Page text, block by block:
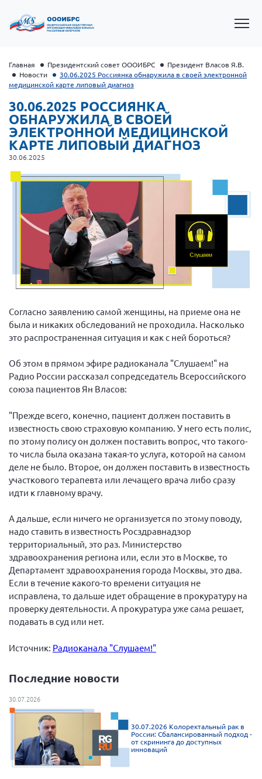
Президент Власов Я.В.
Первый вице-президент Кичигина Н. Ф.
Генеральный директор Матвиевская О.В.
Вице-президент Зрячева Н.В.
Вице-президент Шишлянников Ф.В.
Информационная служба
Отдел международных отношений
Вице-президент Черненко Д.Е.
Вице-президент Валюх М.В.
Вице-президент Чернова А.В.
Вице-президент Цикорин И.В.
Главный бухгалтер Жаворонкова Г.М.
Конференция ОООИБРС 2026
Конференция ОООИБРС 2025
Экспертный совет ОООИБРС 2025
Конференция ОООИБРС 2024
Конференция ОООИБРС 2022
Конференция ОООИБРС 2021
Конференция ВСЭ 2021
Конференция ОООИБРС 2020
Документы съездов
Первый съезд
Четвертый съезд
Пятый съезд
Шестой съезд
ОФ «Фонд содействия больным рассеянным
склерозом»
Новости: Казахстан
Главная Президентский совет ОООИБРС
Президент Власов Я.В.
Новости
30.06.2025 Россиянка обнаружила в своей электронной
медицинской карте липовый диагноз
30.06.2025 РОССИЯНКА
ОБНАРУЖИЛА В СВОЕЙ
ЭЛЕКТРОННОЙ МЕДИЦИНСКОЙ
КАРТЕ ЛИПОВЫЙ ДИАГНОЗ
30.06.2025
Согласно заявлению самой женщины, на приеме она не
была и никаких обследований не проходила. Насколько
это распространенная ситуация и как с ней бороться?
Об этом в прямом эфире радиоканала "Слушаем!" на
Радио России рассказал сопредседатель Всероссийского
союза пациентов Ян Власов:
"Прежде всего, конечно, пациент должен поставить в
известность свою страховую компанию. У него есть полис,
по этому полису он должен поставить вопрос, что такого-
то числа была оказана такая-то услуга, которой на самом
деле не было. Второе, он должен поставить в известность
участкового терапевта или лечащего врача либо сразу
идти к главному врачу.
А дальше, если ничего не организуется по этому поводу,
надо ставить в известность Росздравнадзор
территориальный, это раз. Министерство
здравоохранения региона или, если это в Москве, то
Департамент здравоохранения города Москвы, это два.
Если в течение какого-то времени ситуация не
исправлена, то дальше идет обращение в прокуратуру на
проверку деятельности. А прокуратура уже сама решает,
подавать в суд или нет.
Источник: Радиоканала "Слушаем!"
Последние новости
30.07.2026
30.07.2026 Колоректальный рак в
России: Сбалансированный подход -
от скрининга до доступных
инноваций